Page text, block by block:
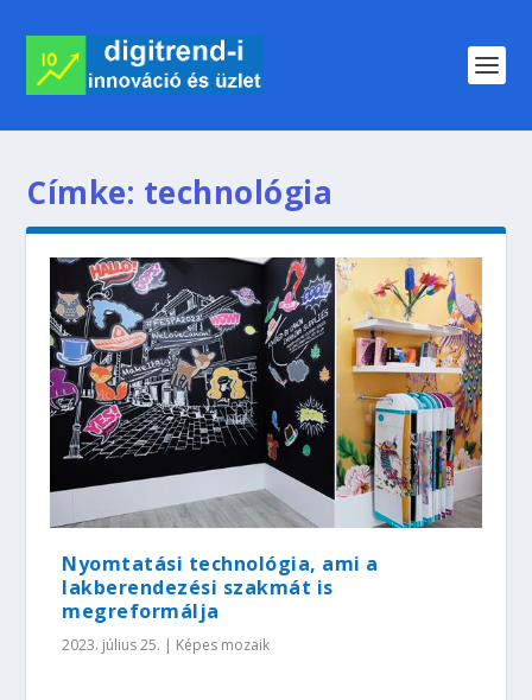
Címke: technológia
Nyomtatási technológia, ami a
lakberendezési szakmát is
megreformálja
2023. július 25. | Képes mozaik